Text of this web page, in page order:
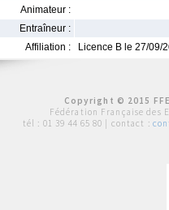
Animateur :
Entraîneur :
Affiliation :
Licence B le 27/09/
Copyright © 2015
Fédération Française des
tél : 01 39 44 65 80 | contact :